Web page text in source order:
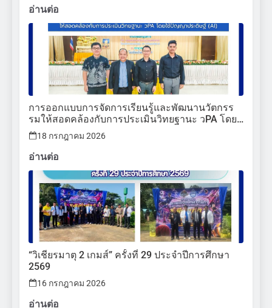
อ่านต่อ
การออกแบบการจัดการเรียนรู้และพัฒนานวัตกรร
รมให้สอดคล้องกับการประเมินวิทยฐานะ วPA โดย
ใช้ปัญญาประดิษฐ์ (AI)
18 กรกฎาคม 2026
อ่านต่อ
“วิเชียรมาตุ 2 เกมส์” ครั้งที่ 29 ประจำปีการศึกษา
2569
16 กรกฎาคม 2026
อ่านต่อ